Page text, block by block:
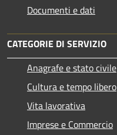
Documenti e dati
CATEGORIE DI SERVIZIO
Anagrafe e stato civile
Cultura e tempo libero
Vita lavorativa
Imprese e Commercio